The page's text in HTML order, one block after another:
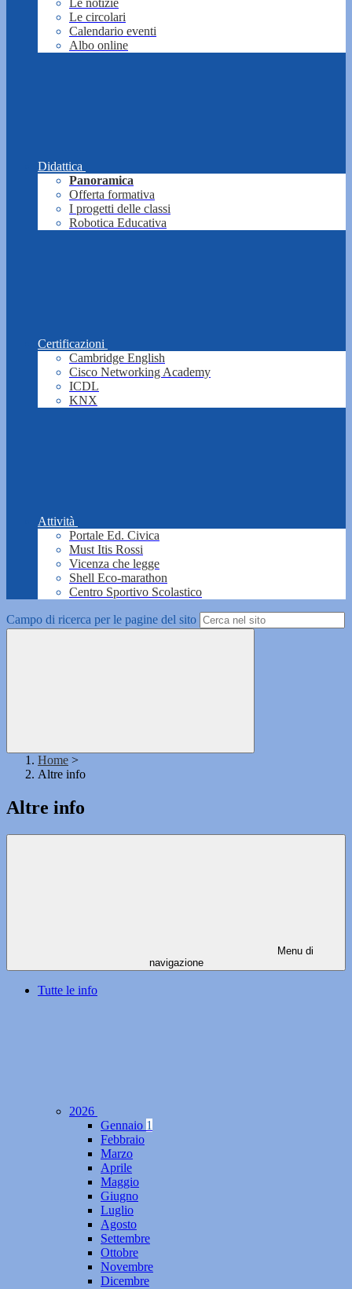
Le notizie
Le circolari
Calendario eventi
Albo online
Didattica
Panoramica
Offerta formativa
I progetti delle classi
Robotica Educativa
Certificazioni
Cambridge English
Cisco Networking Academy
ICDL
KNX
Attività
Portale Ed. Civica
Must Itis Rossi
Vicenza che legge
Shell Eco-marathon
Centro Sportivo Scolastico
Campo di ricerca per le pagine del sito
Home >
Altre info
Altre info
Menu di
navigazione
Tutte le info
2026
Gennaio 1
Febbraio
Marzo
Aprile
Maggio
Giugno
Luglio
Agosto
Settembre
Ottobre
Novembre
Dicembre